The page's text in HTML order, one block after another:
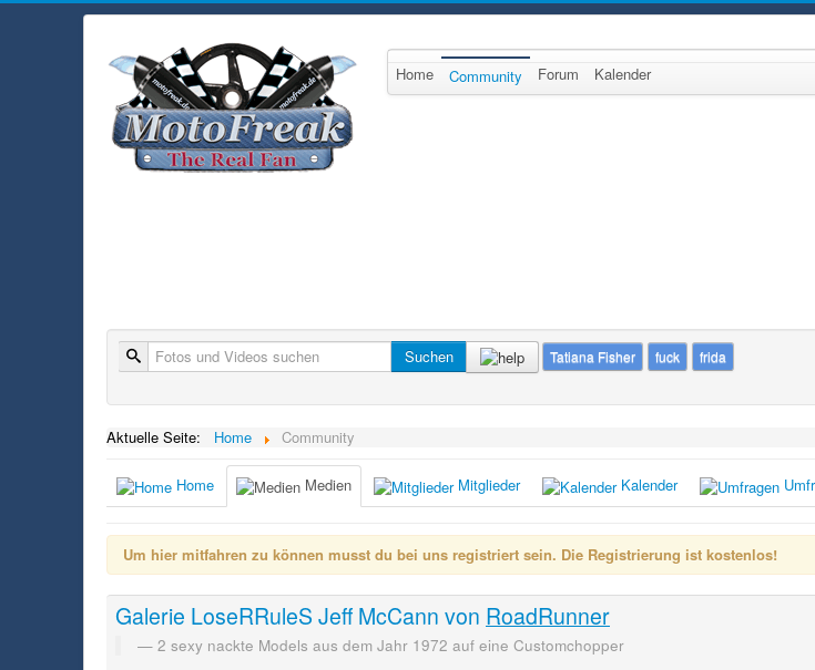
Home Community Forum Kalender
Suche Suchen Tatiana Fisher fuck frida
Aktuelle Seite: Home Community
Home Medien Mitglieder Kalender
Um hier mitfahren zu können musst du bei uns registriert sein. Die Registrierung ist kostenlos!
Galerie LoseRRuleS Jeff McCann von RoadRunner
2 sexy nackte Models aus dem Jahr 1972 auf eine Customchopper